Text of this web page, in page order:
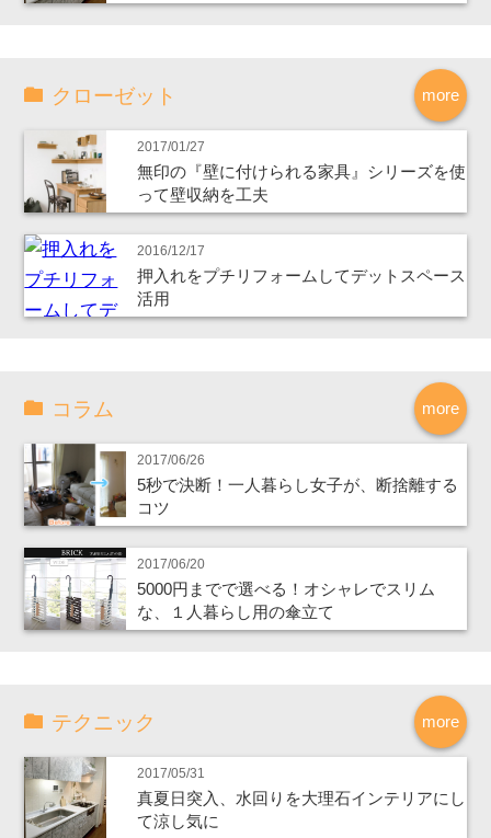
more
クローゼット
2017/01/27
無印の『壁に付けられる家具』シリーズを使
って壁収納を工夫
2016/12/17
押入れをプチリフォームしてデットスペース
活用
more
コラム
2017/06/26
5秒で決断！一人暮らし女子が、断捨離する
コツ
2017/06/20
5000円までで選べる！オシャレでスリム
な、１人暮らし用の傘立て
more
テクニック
2017/05/31
真夏日突入、水回りを大理石インテリアにし
て涼し気に